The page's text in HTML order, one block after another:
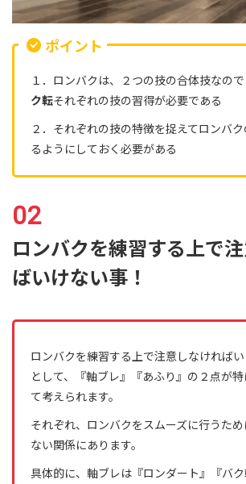
ポイント
１．ロンバクは、２つの技の合体技なので
ク転それぞれの技の習得が必要である
２．それぞれの技の特徴を捉えてロンバ
るようにしておく必要がある
ロンバクを練習する上で
ばいけない事！
ロンバクを練習する上で注意しなければ
として、『軸ブレ』『あふり』の２点が
て考えられます。
それぞれ、ロンバクをスムーズに行うた
ない関係にあります。
具体的に、軸ブレは『ロンダート』『バ